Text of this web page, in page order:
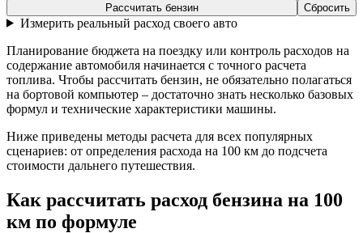
Рассчитать бензин Сбросить
Измерить реальный расход своего авто
Планирование бюджета на поездку или контроль расходов на
содержание автомобиля начинается с точного расчета
топлива. Чтобы рассчитать бензин, не обязательно полагаться
на бортовой компьютер – достаточно знать несколько базовых
формул и технические характеристики машины.
Ниже приведены методы расчета для всех популярных
сценариев: от определения расхода на 100 км до подсчета
стоимости дальнего путешествия.
Как рассчитать расход бензина на 100
км по формуле